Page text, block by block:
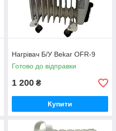
Нагрівач Б/У Bekar OFR-9
Готово до відправки
1 200 ₴
Купити